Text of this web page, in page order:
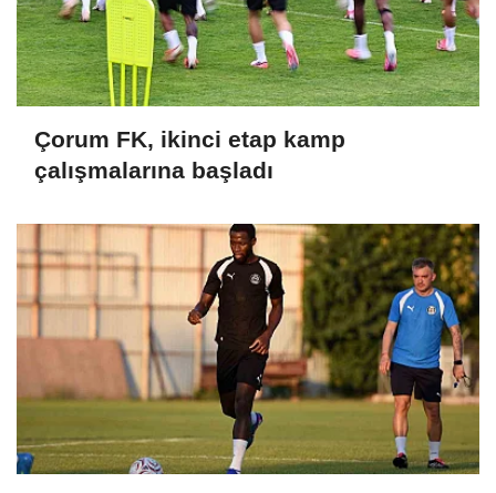
Çorum FK, ikinci etap kamp
çalışmalarına başladı